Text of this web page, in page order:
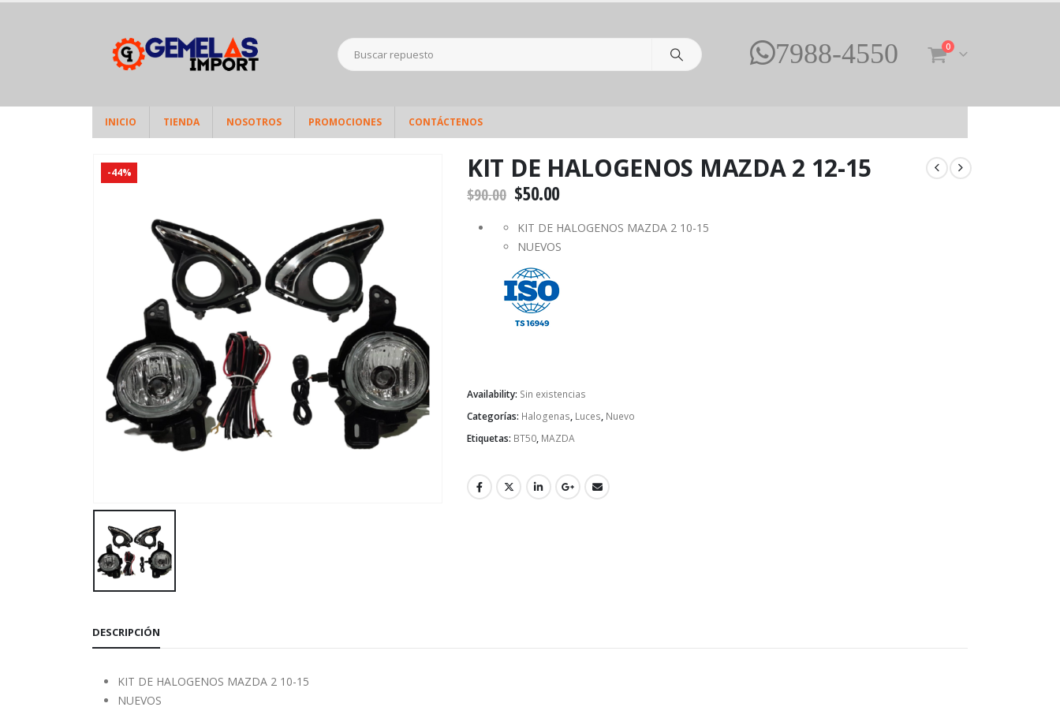
7988-4550 0
INICIO TIENDA NOSOTROS PROMOCIONES CONTÁCTENOS
-44% KIT DE HALOGENOS MAZDA 2 12-15
$90.00 $50.00
KIT DE HALOGENOS MAZDA 2 10-15
NUEVOS
Availability: Sin existencias
Categorías: Halogenas, Luces, Nuevo
Etiquetas: BT50, MAZDA
DESCRIPCIÓN
KIT DE HALOGENOS MAZDA 2 10-15
NUEVOS